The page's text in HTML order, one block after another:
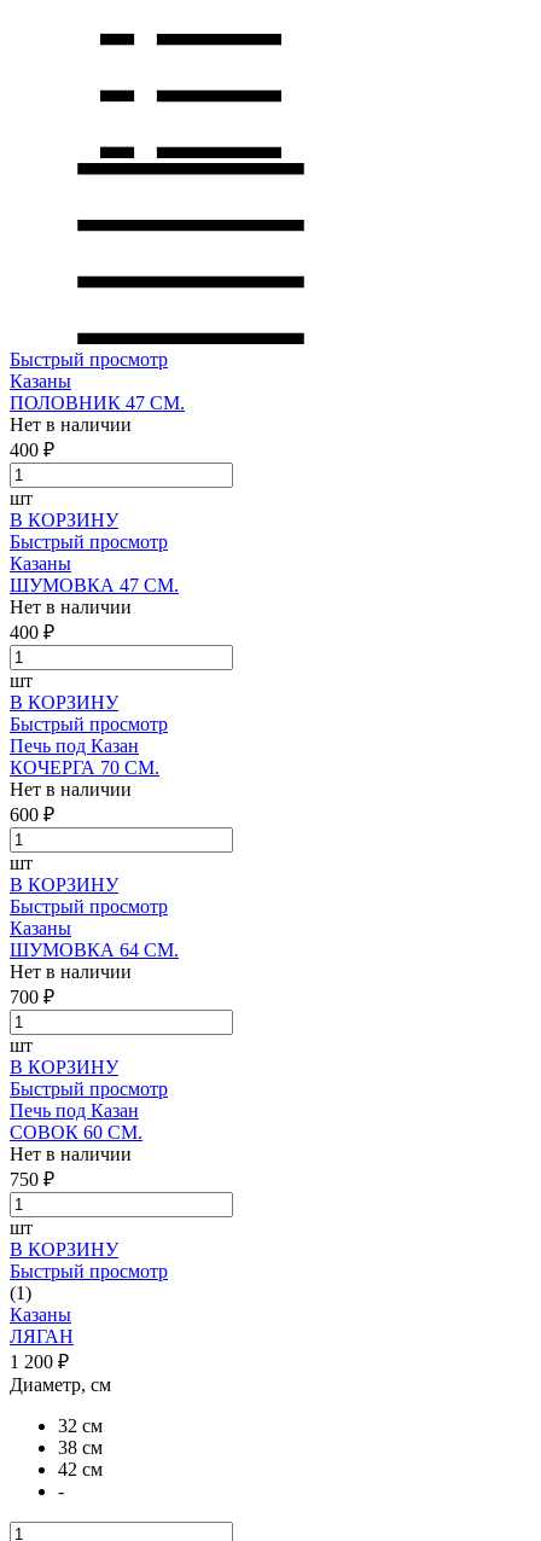
Быстрый просмотр
Казаны
ПОЛОВНИК 47 СМ.
Нет в наличии
400 ₽
шт
В КОРЗИНУ
Быстрый просмотр
Казаны
ШУМОВКА 47 СМ.
Нет в наличии
400 ₽
шт
В КОРЗИНУ
Быстрый просмотр
Печь под Казан
КОЧЕРГА 70 СМ.
Нет в наличии
600 ₽
шт
В КОРЗИНУ
Быстрый просмотр
Казаны
ШУМОВКА 64 СМ.
Нет в наличии
700 ₽
шт
В КОРЗИНУ
Быстрый просмотр
Печь под Казан
СОВОК 60 СМ.
Нет в наличии
750 ₽
шт
В КОРЗИНУ
Быстрый просмотр
(1)
Казаны
ЛЯГАН
1 200 ₽
Диаметр, см
32 см
38 см
42 см
-